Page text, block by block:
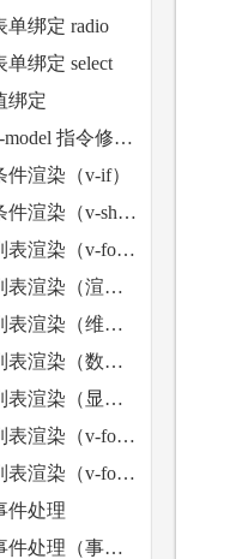
单绑定 radio
单绑定 select
绑定
Vue.js v-model 指令修饰符
件渲染（v-if）
Vue.js 条件渲染（v-show）
Vue.js 列表渲染（v-for）
Vue.js 列表渲染（渲染对象）
Vue.js 列表渲染（维护状态）
Vue.js 列表渲染（数组更新检测）
Vue.js 列表渲染（显示过滤/排序后的结果）
Vue.js 列表渲染（v-for 与 <template>）
Vue.js 列表渲染（v-for 与 v-if）
件处理
Vue.js 事件处理（事件修饰符）